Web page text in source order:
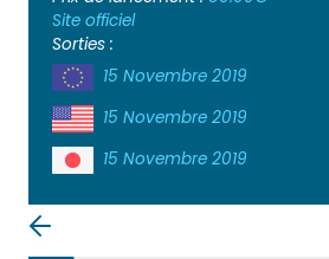
Site officiel
Sorties :
15 Novembre 2019
15 Novembre 2019
15 Novembre 2019